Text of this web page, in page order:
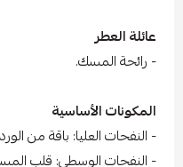
عائلة العطر
- رائحة المسك.
المكونات الأساسية
- النفحات العليا: باقة من
- النفحات الوسطى: قلب